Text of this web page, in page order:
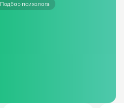
Подбор психолога